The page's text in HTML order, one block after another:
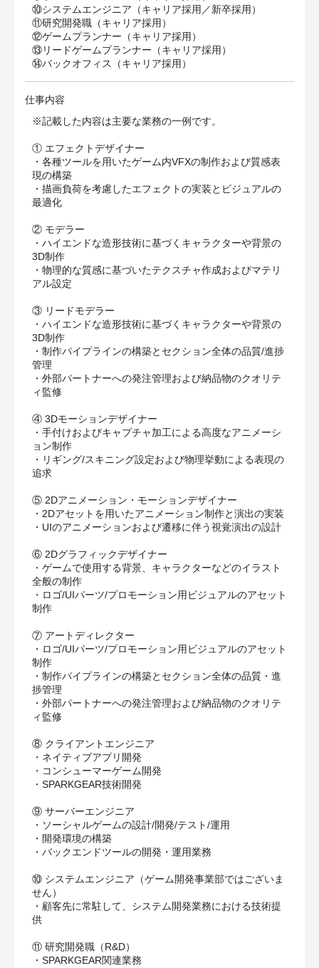
⑩システムエンジニア（キャリア採用／新卒採用）
⑪研究開発職（キャリア採用）
⑫ゲームプランナー（キャリア採用）
⑬リードゲームプランナー（キャリア採用）
⑭バックオフィス（キャリア採用）
仕事内容
※記載した内容は主要な業務の一例です。
① エフェクトデザイナー
・各種ツールを用いたゲーム内VFXの制作および質感表
現の構築
・描画負荷を考慮したエフェクトの実装とビジュアルの
最適化
② モデラー
・ハイエンドな造形技術に基づくキャラクターや背景の
3D制作
・物理的な質感に基づいたテクスチャ作成およびマテリ
アル設定
③ リードモデラー
・ハイエンドな造形技術に基づくキャラクターや背景の
3D制作
・制作パイプラインの構築とセクション全体の品質/進捗
管理
・外部パートナーへの発注管理および納品物のクオリテ
ィ監修
④ 3Dモーションデザイナー
・手付けおよびキャプチャ加工による高度なアニメーシ
ョン制作
・リギング/スキニング設定および物理挙動による表現の
追求
⑤ 2Dアニメーション・モーションデザイナー
・2Dアセットを用いたアニメーション制作と演出の実装
・UIのアニメーションおよび遷移に伴う視覚演出の設計
⑥ 2Dグラフィックデザイナー
・ゲームで使用する背景、キャラクターなどのイラスト
全般の制作
・ロゴ/UIパーツ/プロモーション用ビジュアルのアセット
制作
⑦ アートディレクター
・ロゴ/UIパーツ/プロモーション用ビジュアルのアセット
制作
・制作パイプラインの構築とセクション全体の品質・進
捗管理
・外部パートナーへの発注管理および納品物のクオリテ
ィ監修
⑧ クライアントエンジニア
・ネイティブアプリ開発
・コンシューマーゲーム開発
・SPARKGEAR技術開発
⑨ サーバーエンジニア
・ソーシャルゲームの設計/開発/テスト/運用
・開発環境の構築
・バックエンドツールの開発・運用業務
⑩ システムエンジニア（ゲーム開発事業部ではございま
せん）
・顧客先に常駐して、システム開発業務における技術提
供
⑪ 研究開発職（R&D）
・SPARKGEAR関連業務